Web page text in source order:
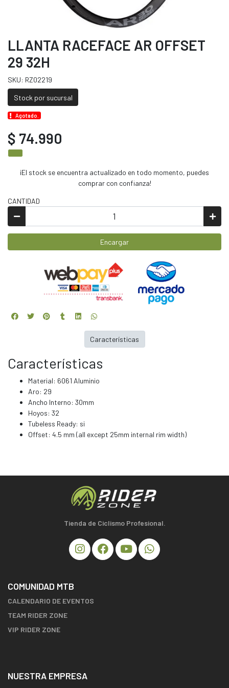
LLANTA RACEFACE AR OFFSET
29 32H
SKU: RZ02219
Stock por sucursal
Agotado.
$ 74.990
¡El stock se encuentra actualizado en todo momento, puedes
comprar con confianza!
CANTIDAD
Encargar
Características
Material: 6061 Aluminio
Aro: 29
Ancho Interno: 30mm
Hoyos: 32
Tubeless Ready: si
Offset: 4.5 mm (all except 25mm internal rim width)
Características
Tienda de Ciclismo Profesional.
COMUNIDAD MTB
CALENDARIO DE EVENTOS
TEAM RIDER ZONE
VIP RIDER ZONE
NUESTRA EMPRESA